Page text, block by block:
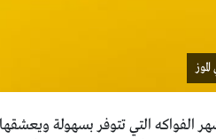
الفواكه التي تتوفر بسهولة